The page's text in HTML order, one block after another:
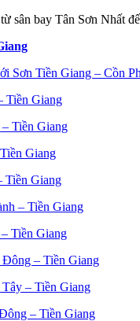
sân bay Tân Sơn Nhất
Sơn Tiền Giang – Cồn
Tiền Giang
Tiền Giang
Giang
Tiền Giang
– Tiền Giang
Tiền Giang
Đông – Tiền Giang
– Tiền Giang
– Tiền Giang